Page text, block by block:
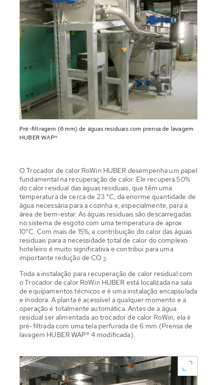
Pré-filtragem (6 mm) de águas residuais com prensa de lavagem
HUBER WAP®
O Trocador de calor RoWin HUBER desempenha um papel
fundamental na recuperação de calor. Ele recupera 50%
do calor residual das águas residuais, que têm uma
temperatura de cerca de 23 °C, da enorme quantidade de
água necessária para a cozinha e, especialmente, para a
área de bem-estar. As águas residuais são descarregadas
no sistema de esgoto com uma temperatura de aprox.
10°C. Com mais de 15%, a contribuição do calor das águas
residuais para a necessidade total de calor do complexo
hoteleiro é muito significativa e contribui para uma
importante redução de CO 2.
Toda a instalação para recuperação de calor residual com
o Trocador de calor RoWin HUBER está localizada na sala
de equipamentos técnicos e é uma instalação encapsulada
e inodora. A planta é acessível a qualquer momento e a
operação é totalmente automática. Antes de a água
residual ser alimentada ao trocador de calor RoWin, ela é
pré-filtrada com uma tela perfurada de 6 mm (Prensa de
lavagem HUBER WAP® 4 modificada).